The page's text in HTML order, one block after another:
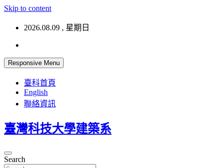
Skip to content
2026.08.09 , 星期日
Responsive Menu
臺科首頁
English
聯絡資訊
臺灣科技大學建築系
Search